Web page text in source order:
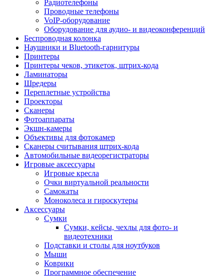
Радиотелефоны
Проводные телефоны
VoIP-оборудование
Оборудование для аудио- и видеоконференций
Беспроводная колонка
Наушники и Bluetooth-гарнитуры
Принтеры
Принтеры чеков, этикеток, штрих-кода
Ламинаторы
Шредеры
Переплетные устройства
Проекторы
Сканеры
Фотоаппараты
Экшн-камеры
Объективы для фотокамер
Сканеры считывания штрих-кода
Автомобильные видеорегистраторы
Игровые аксессуары
Игровые кресла
Очки виртуальной реальности
Самокаты
Моноколеса и гироскутеры
Аксессуары
Сумки
Сумки, кейсы, чехлы для фото- и
видеотехники
Подставки и столы для ноутбуков
Мыши
Коврики
Программное обеспечение